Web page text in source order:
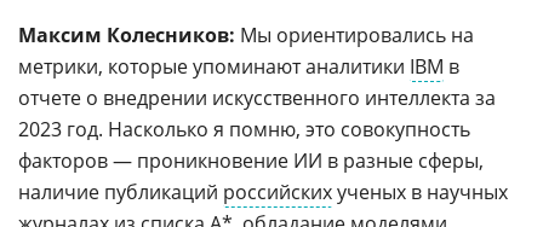
Максим Колесников: Мы ориентировались на
метрики, которые упоминают аналитики IBM в
отчете о внедрении искусственного интеллекта за
2023 год. Насколько я помню, это совокупность
факторов — проникновение ИИ в разные сферы,
наличие публикаций российскихученых в научных